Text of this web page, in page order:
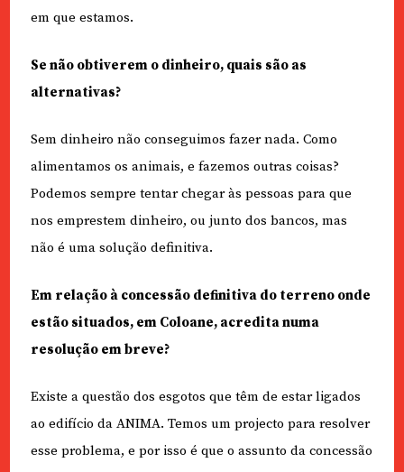
em que estamos.
Se não obtiverem o dinheiro, quais são as
alternativas?
Sem dinheiro não conseguimos fazer nada. Como
alimentamos os animais, e fazemos outras coisas?
Podemos sempre tentar chegar às pessoas para que
nos emprestem dinheiro, ou junto dos bancos, mas
não é uma solução definitiva.
Em relação à concessão definitiva do terreno onde
estão situados, em Coloane, acredita numa
resolução em breve?
Existe a questão dos esgotos que têm de estar ligados
ao edifício da ANIMA. Temos um projecto para resolver
esse problema, e por isso é que o assunto da concessão